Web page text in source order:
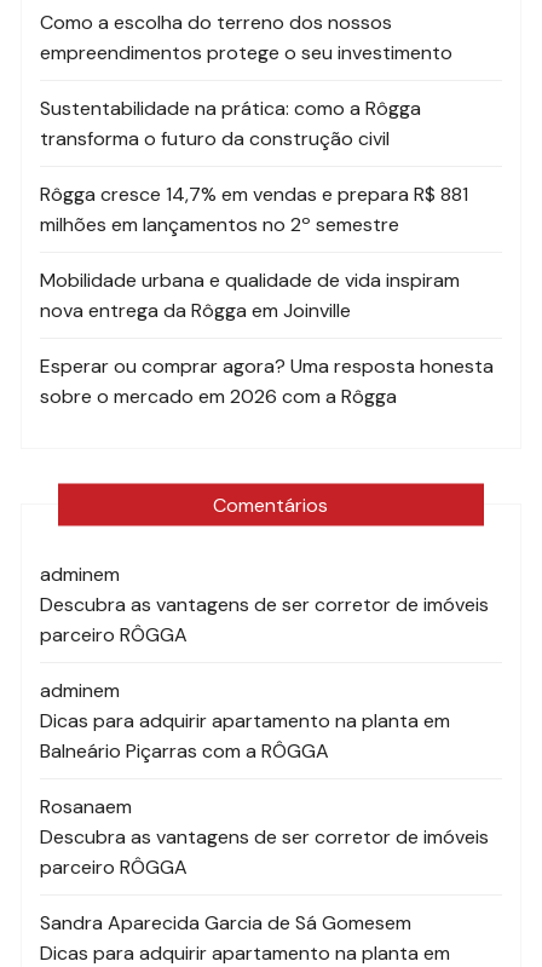
Como a escolha do terreno dos nossos
empreendimentos protege o seu investimento
Sustentabilidade na prática: como a Rôgga
transforma o futuro da construção civil
Rôgga cresce 14,7% em vendas e prepara R$ 881
milhões em lançamentos no 2º semestre
Mobilidade urbana e qualidade de vida inspiram
nova entrega da Rôgga em Joinville
Esperar ou comprar agora? Uma resposta honesta
sobre o mercado em 2026 com a Rôgga
Comentários
adminem
Descubra as vantagens de ser corretor de imóveis
parceiro RÔGGA
adminem
Dicas para adquirir apartamento na planta em
Balneário Piçarras com a RÔGGA
Rosanaem
Descubra as vantagens de ser corretor de imóveis
parceiro RÔGGA
Sandra Aparecida Garcia de Sá Gomesem
Dicas para adquirir apartamento na planta em